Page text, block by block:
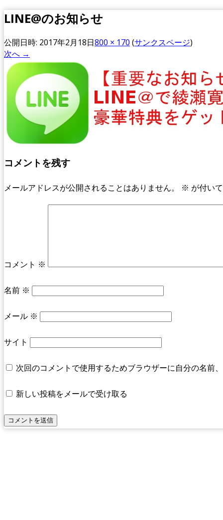
LINE@のお知らせ
公開日時: 2017年2月18日800 × 170 (サンクスページ)
次へ →
コメントを残す
メールアドレスが公開されることはありません。 ※ が付い
コメント ※
名前 ※
メール ※
サイト
次回のコメントで使用するためブラウザーに自分の名前
新しい投稿をメールで受け取る